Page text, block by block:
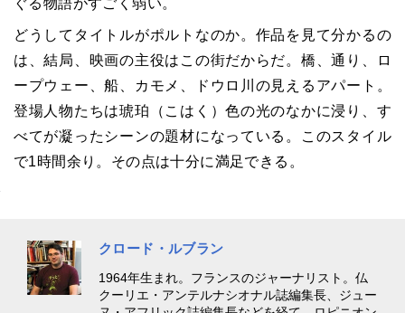
ぐる物語がすごく弱い。
どうしてタイトルがポルトなのか。作品を見て分かるの
は、結局、映画の主役はこの街だからだ。橋、通り、ロ
ープウェー、船、カモメ、ドウロ川の見えるアパート。
登場人物たちは琥珀（こはく）色の光のなかに浸り、す
べてが凝ったシーンの題材になっている。このスタイル
で1時間余り。その点は十分に満足できる。
クロード・ルブラン
1964年生まれ。フランスのジャーナリスト。仏
クーリエ・アンテルナシオナル誌編集長、ジュー